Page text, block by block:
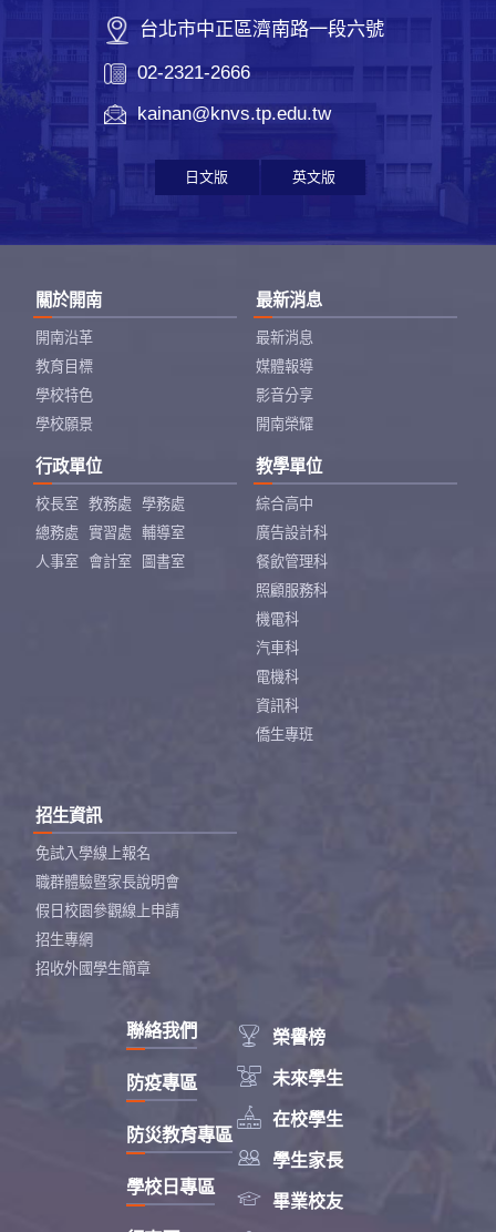
台北市中正區濟南路一段六號
02-2321-2666
kainan@knvs.tp.edu.tw
日文版 英文版
關於開南
開南沿革
教育目標
學校特色
學校願景
最新消息
最新消息
媒體報導
影音分享
開南榮耀
行政單位
校長室 教務處
學務處
總務處
實習處
輔導室
人事室
會計室 圖書室
教學單位
綜合高中
廣告設計科
餐飲管理科
照顧服務科
機電科
汽車科
電機科
資訊科
僑生專班
招生資訊
免試入學線上報名
職群體驗暨家長說明會
假日校園參觀線上申請
招生專網
招收外國學生簡章
 榮譽榜
 未來學生
 在校學生
 學生家長
 畢業校友
聯絡我們
防疫專區
防災教育專區
學校日專區